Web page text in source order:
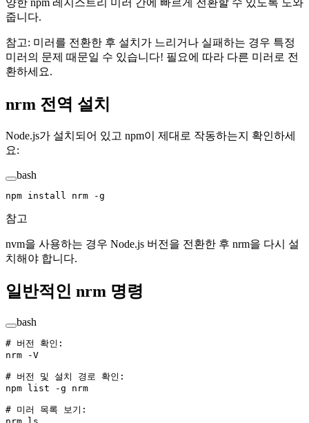
양한 npm 레지스트리 미러 간에 빠르게 전환할 수 있도록 도와
줍니다.
참고: 미러를 전환한 후 설치가 느리거나 실패하는 경우 특정
미러의 문제 때문일 수 있습니다! 필요에 따라 다른 미러로 전
환하세요.
nrm 전역 설치
Node.js가 설치되어 있고 npm이 제대로 작동하는지 확인하세
요:
bash
npm install nrm -g
참고
nvm을 사용하는 경우 Node.js 버전을 전환한 후 nrm을 다시 설
치해야 합니다.
일반적인 nrm 명령
bash
# 버전 확인:
nrm -V
# 버전 및 설치 경로 확인:
npm list -g nrm
# 미러 목록 보기: